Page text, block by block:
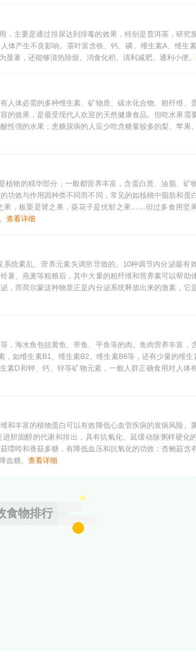
主要是通过排尿达到排毒的效果，特别是普洱茶，研究
体产生不良影响。茶叶富含铁、钙、磷、维生素A、维生
著，还能够清热除烦、消食化积、清利减肥、通利小便。
人体必需的多种维生素、矿物质、碳水化合物、粗纤维、
的效果，是最受现代人欢迎的天然健康食品。但吃水果需
性强的水果；患糖尿病的人应少吃含糖量较多的梨、苹果
物的精华部分，一般都营养丰富，含蛋白质、油脂、矿
功效与作用因种类不同而不同，常见的如核桃中脂肪和蛋
果，板栗是肾之果，葵花子是忧郁之果……但过多食用坚
查看详细
统紊乱、营养元素失调所导致的。10种调节内分泌最有
薯、燕麦等粗粮后，其中大量的粗纤维和营养素可以帮助
，而荷尔蒙这种物质正是内分泌系统释放出来的激素，它
，海水鱼包括黄鱼、带鱼、平鱼等的肉。鱼肉营养丰富，
如维生素B1、维生素B2、维生素B6等，还有少量的维生
D和钾、钙、锌等矿物元素，一般人群正确食用对人体有
和丰富的植物蛋白可以有效降低心血管疾病的发病风险。
胆固醇的代谢和排出，具有抗氧化、延缓动脉粥样硬化
嘌呤和香菇多糖，有降低血压和抗氧化的功效；杏鲍菇含
血糖。 查看详细
食物排行